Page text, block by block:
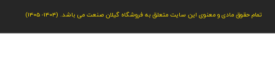
تمام حقوق مادی و معنوی این سایت متعلق به فروشگاه گیلان صنعت می باشد. (1404- 1405)